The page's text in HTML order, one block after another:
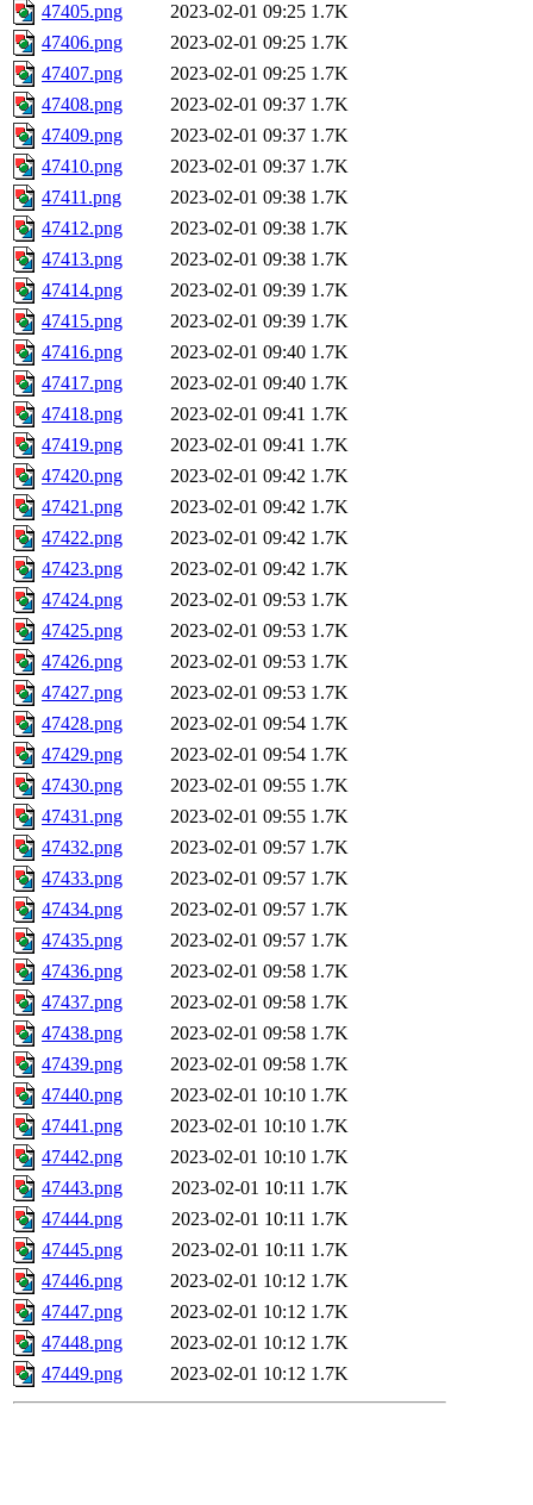
47405.png
2023-02-01 09:25 1.7K
47406.png
2023-02-01 09:25 1.7K
47407.png
2023-02-01 09:25 1.7K
47408.png
2023-02-01 09:37 1.7K
47409.png
2023-02-01 09:37 1.7K
47410.png
2023-02-01 09:37 1.7K
47411.png
2023-02-01 09:38 1.7K
47412.png
2023-02-01 09:38 1.7K
47413.png
2023-02-01 09:38 1.7K
47414.png
2023-02-01 09:39 1.7K
47415.png
2023-02-01 09:39 1.7K
47416.png
2023-02-01 09:40 1.7K
47417.png
2023-02-01 09:40 1.7K
47418.png
2023-02-01 09:41 1.7K
47419.png
2023-02-01 09:41 1.7K
47420.png
2023-02-01 09:42 1.7K
47421.png
2023-02-01 09:42 1.7K
47422.png
2023-02-01 09:42 1.7K
47423.png
2023-02-01 09:42 1.7K
47424.png
2023-02-01 09:53 1.7K
47425.png
2023-02-01 09:53 1.7K
47426.png
2023-02-01 09:53 1.7K
47427.png
2023-02-01 09:53 1.7K
47428.png
2023-02-01 09:54 1.7K
47429.png
2023-02-01 09:54 1.7K
47430.png
2023-02-01 09:55 1.7K
47431.png
2023-02-01 09:55 1.7K
47432.png
2023-02-01 09:57 1.7K
47433.png
2023-02-01 09:57 1.7K
47434.png
2023-02-01 09:57 1.7K
47435.png
2023-02-01 09:57 1.7K
47436.png
2023-02-01 09:58 1.7K
47437.png
2023-02-01 09:58 1.7K
47438.png
2023-02-01 09:58 1.7K
47439.png
2023-02-01 09:58 1.7K
47440.png
2023-02-01 10:10 1.7K
47441.png
2023-02-01 10:10 1.7K
47442.png
2023-02-01 10:10 1.7K
47443.png
2023-02-01 10:11 1.7K
47444.png
2023-02-01 10:11 1.7K
47445.png
2023-02-01 10:11 1.7K
47446.png
2023-02-01 10:12 1.7K
47447.png
2023-02-01 10:12 1.7K
47448.png
2023-02-01 10:12 1.7K
47449.png
2023-02-01 10:12 1.7K